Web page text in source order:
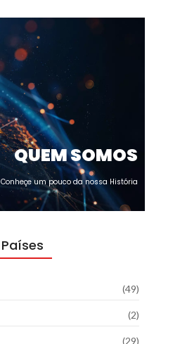
QUEM SOMOS
Conheçe um pouco da nossa História
Países
(49)
(2)
(29)